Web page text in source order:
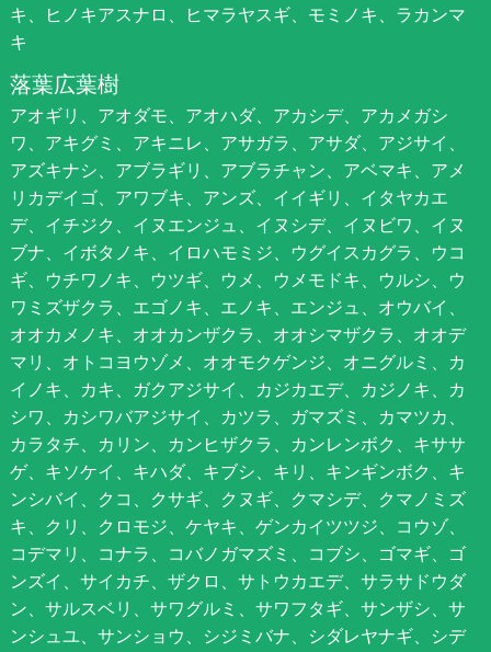
キ、ヒノキアスナロ、ヒマラヤスギ、モミノキ、ラカンマ
キ
落葉広葉樹
アオギリ、アオダモ、アオハダ、アカシデ、アカメガシ
ワ、アキグミ、アキニレ、アサガラ、アサダ、アジサイ、
アズキナシ、アブラギリ、アブラチャン、アベマキ、アメ
リカデイゴ、アワブキ、アンズ、イイギリ、イタヤカエ
デ、イチジク、イヌエンジュ、イヌシデ、イヌビワ、イヌ
ブナ、イボタノキ、イロハモミジ、ウグイスカグラ、ウコ
ギ、ウチワノキ、ウツギ、ウメ、ウメモドキ、ウルシ、ウ
ワミズザクラ、エゴノキ、エノキ、エンジュ、オウバイ、
オオカメノキ、オオカンザクラ、オオシマザクラ、オオデ
マリ、オトコヨウゾメ、オオモクゲンジ、オニグルミ、カ
イノキ、カキ、ガクアジサイ、カジカエデ、カジノキ、カ
シワ、カシワバアジサイ、カツラ、ガマズミ、カマツカ、
カラタチ、カリン、カンヒザクラ、カンレンボク、キササ
ゲ、キソケイ、キハダ、キブシ、キリ、キンギンボク、キ
ンシバイ、クコ、クサギ、クヌギ、クマシデ、クマノミズ
キ、クリ、クロモジ、ケヤキ、ゲンカイツツジ、コウゾ、
コデマリ、コナラ、コバノガマズミ、コブシ、ゴマギ、ゴ
ンズイ、サイカチ、ザクロ、サトウカエデ、サラサドウダ
ン、サルスベリ、サワグルミ、サワフタギ、サンザシ、サ
ンシュユ、サンショウ、シジミバナ、シダレヤナギ、シデ